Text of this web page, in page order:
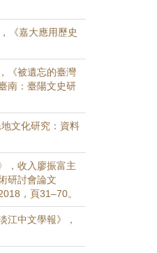
《嘉大應用歷史
《被遺忘的臺灣
南：臺陽文史研
文化研究：資料
，收入廖振富主
研討會論文
，頁31–70。
江中文學報》，